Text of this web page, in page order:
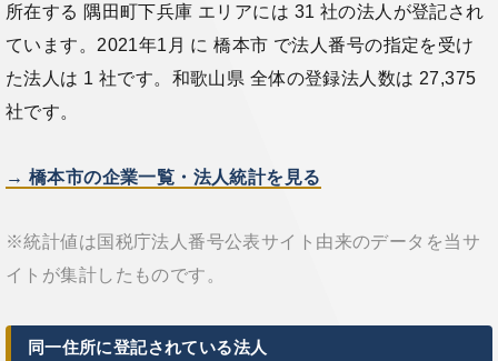
所在する 隅田町下兵庫 エリアには 31 社の法人が登記され
ています。2021年1月 に 橋本市 で法人番号の指定を受け
た法人は 1 社です。和歌山県 全体の登録法人数は 27,375
社です。
→ 橋本市の企業一覧・法人統計を見る
※統計値は国税庁法人番号公表サイト由来のデータを当サ
イトが集計したものです。
同一住所に登記されている法人